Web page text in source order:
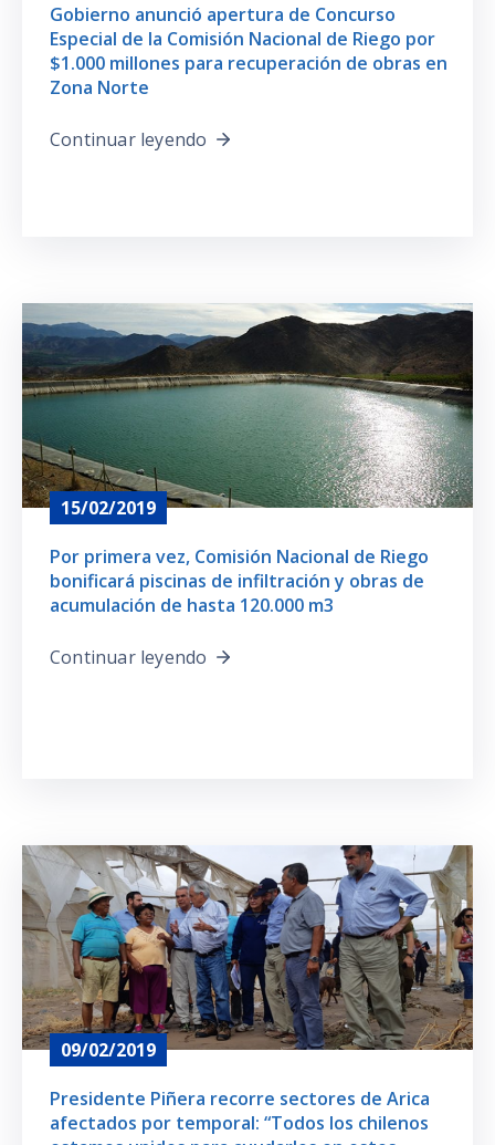
Gobierno anunció apertura de Concurso
Especial de la Comisión Nacional de Riego por
$1.000 millones para recuperación de obras en
Zona Norte
Continuar leyendo
15/02/2019
Por primera vez, Comisión Nacional de Riego
bonificará piscinas de infiltración y obras de
acumulación de hasta 120.000 m3
Continuar leyendo
09/02/2019
Presidente Piñera recorre sectores de Arica
afectados por temporal: “Todos los chilenos